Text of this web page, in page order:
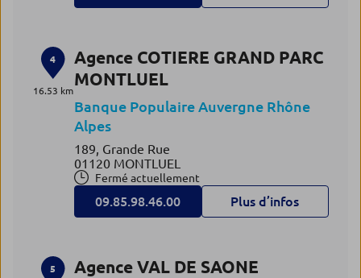
4
16.53 km
Agence COTIERE GRAND PARC
MONTLUEL
Banque Populaire Auvergne Rhône
Alpes
189, Grande Rue
01120 MONTLUEL
Fermé actuellement
09.85.98.46.00 Plus d’infos
5
Agence VAL DE SAONE